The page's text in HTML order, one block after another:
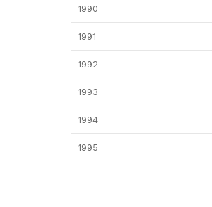
1990
1991
1992
1993
1994
1995